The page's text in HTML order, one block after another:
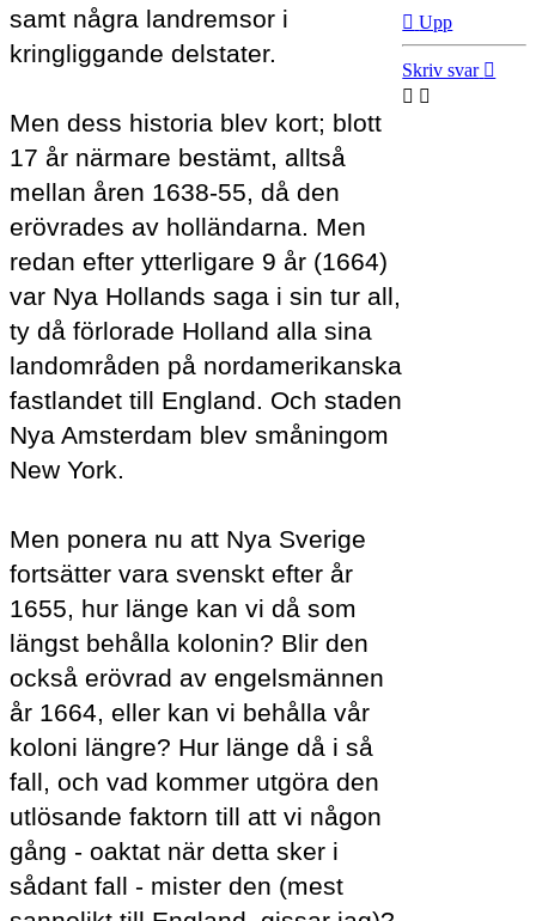
samt några landremsor i
kringliggande delstater.
Men dess historia blev kort; blott
17 år närmare bestämt, alltså
mellan åren 1638-55, då den
erövrades av holländarna. Men
redan efter ytterligare 9 år (1664)
var Nya Hollands saga i sin tur all,
ty då förlorade Holland alla sina
landområden på nordamerikanska
fastlandet till England. Och staden
Nya Amsterdam blev småningom
New York.
Men ponera nu att Nya Sverige
fortsätter vara svenskt efter år
1655, hur länge kan vi då som
längst behålla kolonin? Blir den
också erövrad av engelsmännen
år 1664, eller kan vi behålla vår
koloni längre? Hur länge då i så
fall, och vad kommer utgöra den
utlösande faktorn till att vi någon
gång - oaktat när detta sker i
sådant fall - mister den (mest
Upp
Skriv svar